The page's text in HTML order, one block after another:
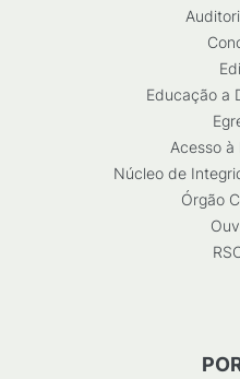
Educação a
Acesso
Núcleo de
Órgão